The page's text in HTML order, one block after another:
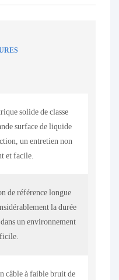
solide de classe
surface de liquide
un entretien non
et facile.
de référence longue
la durée
un environnement
câble à faible bruit de